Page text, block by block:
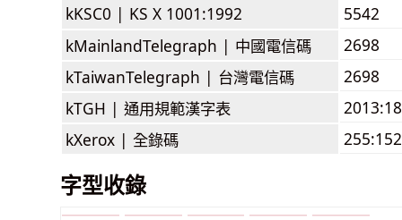
kKSC0 | KS X 1001:1992
5542
kMainlandTelegraph | 中國電信碼
2698
kTaiwanTelegraph | 台灣電信碼
2698
kTGH | 通用規範漢字表
kXerox | 全錄碼 255:152
字型收錄